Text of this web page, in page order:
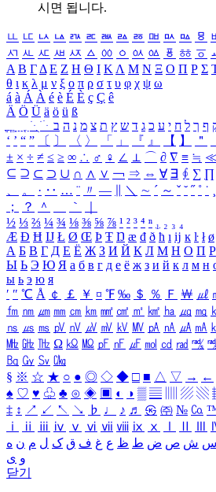
시면 됩니다.
ㅥ ㅦ ㅧ ㅨ ㅩ ㅪ ㅫ ㅬ ㅭ ㅮ ㅯ ㅰ ㅱ
ㅺ ㅻ ㅼ ㅽ ㅾ ㅿ ㆀ ㆁ ㆂ ㆃ ㆄ ㆅ ㆆ
Α Β ΓΔ Ε Ζ Η Θ Ι ΚΛ Μ Ν Ξ Ο Π Ρ Σ
θ ι κ λ μ ν ξ ο π ρ σ τ υ φ χ ψ ω
á à Á À é è É È ç Ç ê
Ä Ö Ü ä ö ü ß
ִֶֹ ֻּ ׁׂ ף ך ל ח י ע כ ג ד ש ץ ת צ מ נ ה ב
‘ ’ “ ” 〔 〕 〈 〉 「 」 『 』 【 】 ＂
± × ÷ ≠ ≤ ≥ ∞ ∴ ♂ ♀ ∠ ⊥ ⌒ ∂ ∇ ≡ ≒
⊆ ⊇ ⊂ ⊃ ∪ ∩ ∧ ∨ ￢ ⇒ ⇔ ∀ ∃ ∮ ∑ ∏
、
。 · ‥ … ¨ 〃 ― ＼ ∼ ´ ～ ˇ ˘ ˝ ˚ ˙ ¸
；
？ ＾ ｀
½ ⅓ ⅔ ¼ ¾ ⅛ ⅜ ⅝ ⅞ ¹ ² ³ ⁴ ⁿ ₁ ₂ ₃ ₄
Æ Ð Ħ Ĳ Ł Ø Œ Þ Ŧ Ŋ æ đ ð ħ ı ĳ ĸ ŀ ł ø
А Б В Г Д Е Ё Ж З И Й К Л М Н О П Р
Ы Ь Э Ю Я а б в г д е ё ж з и й к л м н
ы ь э ю я
′ ″ ℃ Å ￠ ￡ ￥ ¤ ℉ ‰ ＄ ％ Ｆ ￦ ㎕
㎙ ㎚ ㎛ ㎜ ㎝ ㎞ ㎟ ㎠ ㎡ ㎢ ㏊ ㎍ ㎎
㎱ ㎲ ㎳ ㎴ ㎵ ㎶ ㎷ ㎸ ㎹ ㎀ ㎁ ㎂ ㎃
㎒ ㎓ ㎔ Ω ㏀ ㏁ ㎊ ㎋ ㎌ ㏖ ㏅ ㎭ ㎮
㏃ ㏉ ㏜ ㏆
§ ※ ☆ ★ ○ ● ◎ ◇ ◆ □ ■ △ ▽ → ←
♠ ♡ ♥ ♧ ♣ ⊙ ◈ ▣ ◐ ◑ ▒ ▤ ▨ ▧
‡ ↕ ↗ ↙ ↖ ↘ ♭ ♩ ♪ ♬ ㉿ ㈜ № ㏇
ⅰ
ⅱ ⅲ ⅳ ⅴ ⅵ ⅶ ⅷ ⅸ ⅹ
س ش ص ض ط ظ ع غ ف ق ک ل م ن ه
و ی
닫기